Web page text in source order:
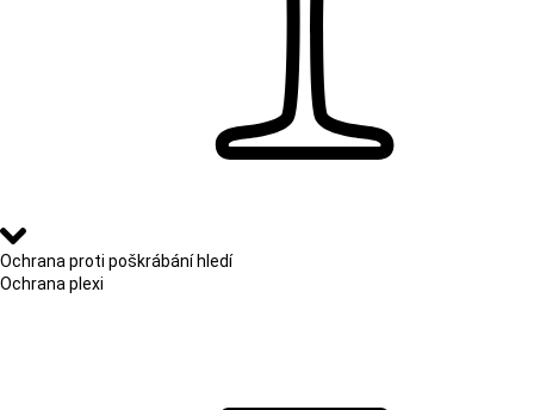
Ochrana proti poškrábání hledí
Ochrana plexi